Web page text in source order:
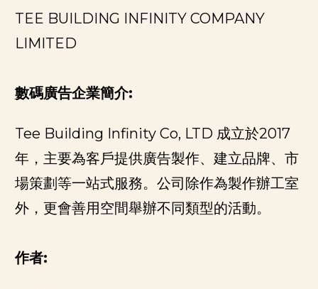
TEE BUILDING INFINITY COMPANY
LIMITED
數碼廣告企業簡介:
Tee Building Infinity Co, LTD 成立於2017
年，主要為客戶提供廣告製作、建立品牌、市
場策劃等一站式服務。公司除作為製作辦工室
外，更會善用空間舉辦不同類型的活動。
作者: